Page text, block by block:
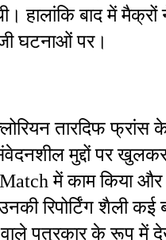
हालांकि बाद में
घटनाओं पर।
तारदिफ
मुद्दों पर
में काम किया और
रिपोर्टिंग शैली कई
पत्रकार के रूप में